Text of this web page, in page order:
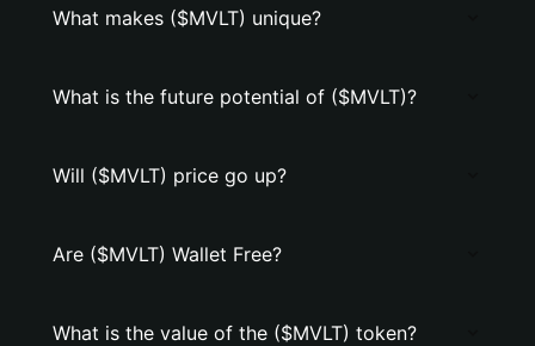
What makes ($MVLT) unique?
What is the future potential of ($MVLT)?
Will ($MVLT) price go up?
Are ($MVLT) Wallet Free?
What is the value of the ($MVLT) token?